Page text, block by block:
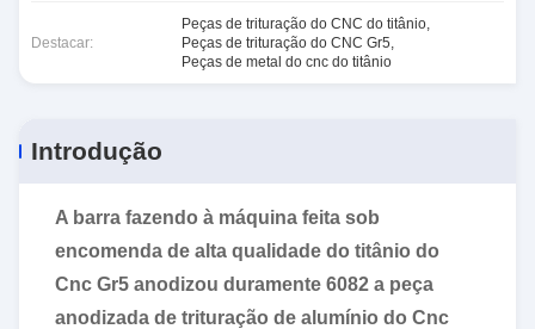
Destacar:
Peças de trituração do CNC do titânio,
Peças de trituração do CNC Gr5,
Peças de metal do cnc do titânio
Introdução
A barra fazendo à máquina feita sob
encomenda de alta qualidade do titânio do
Cnc Gr5 anodizou duramente 6082 a peça
anodizada de trituração de alumínio do Cnc